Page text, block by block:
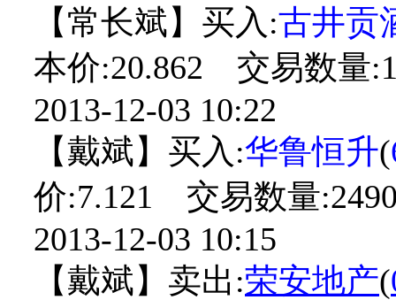
【常长斌】买入:古井贡
本价:20.862 交易数量
2013-12-03 10:22
【戴斌】买入:华鲁恒升(
价:7.121 交易数量
2013-12-03 10:15
【戴斌】卖出:荣安地产(